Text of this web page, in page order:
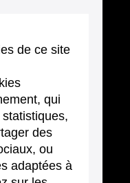
de ce site
qui
des
ou
adaptées à